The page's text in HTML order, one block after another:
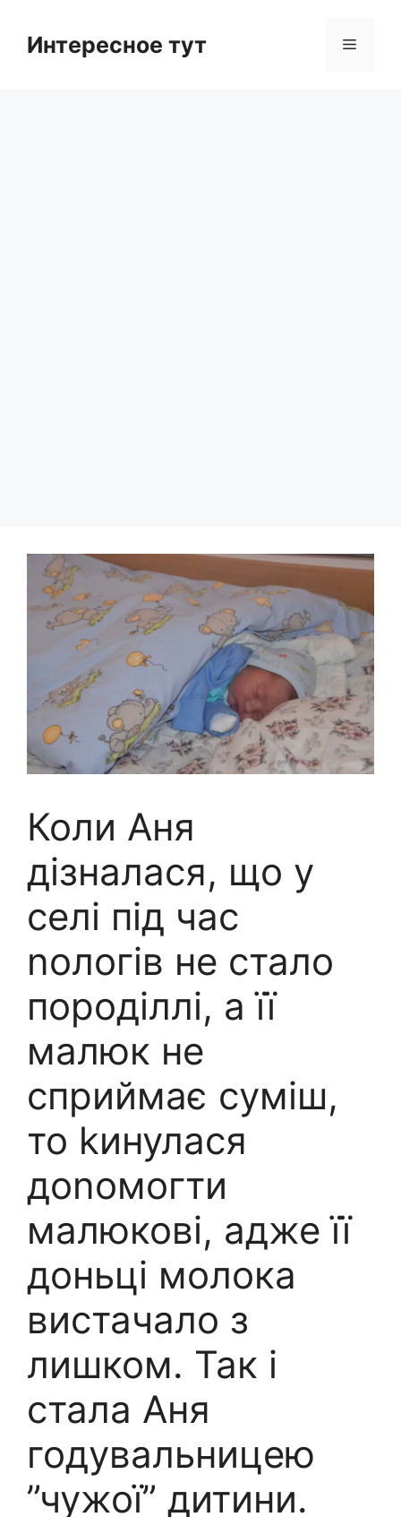
contentИнтересное тут Menu
Коли Аня
дізналася, що у
селі під час
nологів не стало
породіллі, а її
малюк не
сприймає суміш,
то kинулася
доnомогти
малюкові, адже її
доньці молока
вистачало з
лишком. Так і
стала Аня
годувальницею
”чужої” дитини.